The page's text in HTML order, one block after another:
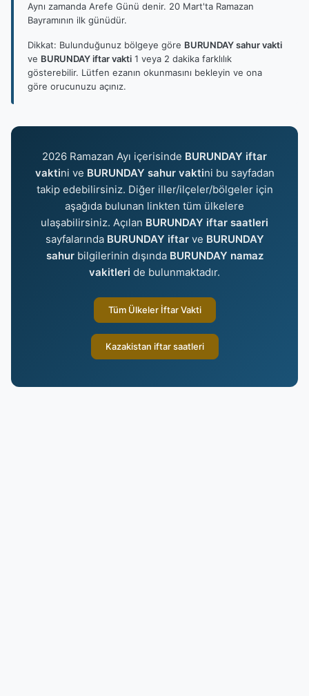
Aynı zamanda Arefe Günü denir. 20 Mart'ta Ramazan
Bayramının ilk günüdür.
Dikkat: Bulunduğunuz bölgeye göre BURUNDAY sahur vakti
ve BURUNDAY iftar vakti 1 veya 2 dakika farklılık
gösterebilir. Lütfen ezanın okunmasını bekleyin ve ona
göre orucunuzu açınız.
2026 Ramazan Ayı içerisinde BURUNDAY iftar
vaktini ve BURUNDAY sahur vaktini bu sayfadan
takip edebilirsiniz. Diğer iller/ilçeler/bölgeler için
aşağıda bulunan linkten tüm ülkelere
ulaşabilirsiniz. Açılan BURUNDAY iftar saatleri
sayfalarında BURUNDAY iftarve BURUNDAY
sahurbilgilerinin dışında BURUNDAY namaz
vakitleri de bulunmaktadır.
Tüm Ülkeler İftar Vakti
Kazakistan iftar saatleri